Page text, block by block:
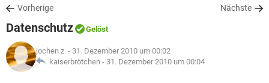
TIPPSVorherige Nächste
Datenschutz Gelöst
jochen z. - 31. Dezember 2010 um 00:02
kaiserbrötchen - 31. Dezember 2010 um 00:04